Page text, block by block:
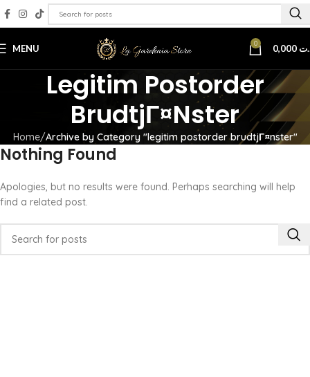
MENU 0
Legitim Postorder
BrudtjГ¤nster
Home Archive by Category "legitim postorder brudtjГ¤nster"
Nothing Found
Apologies, but no results were found. Perhaps searching will help
find a related post.